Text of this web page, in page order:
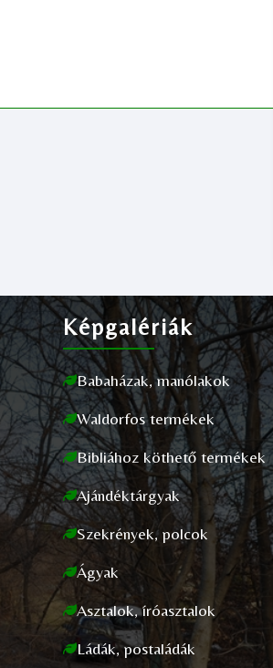
Képgalériák
Babaházak, manólakok
Waldorfos termékek
Bibliához köthető termékek
Ajándéktárgyak
Szekrények, polcok
Ágyak
Asztalok, íróasztalok
Ládák, postaládák